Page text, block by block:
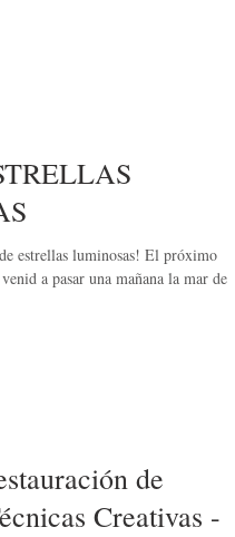
estrellas luminosas! El próximo
a pasar una mañana la mar de
de
- Técnicas Creativas -